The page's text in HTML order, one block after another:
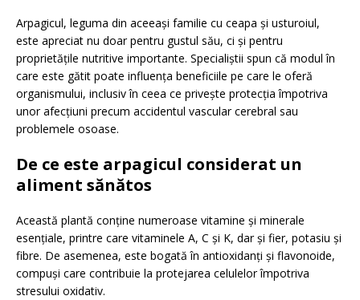
Arpagicul, leguma din aceeași familie cu ceapa și usturoiul,
este apreciat nu doar pentru gustul său, ci și pentru
proprietățile nutritive importante. Specialiștii spun că modul în
care este gătit poate influența beneficiile pe care le oferă
organismului, inclusiv în ceea ce privește protecția împotriva
unor afecțiuni precum accidentul vascular cerebral sau
problemele osoase.
De ce este arpagicul considerat un
aliment sănătos
Această plantă conține numeroase vitamine și minerale
esențiale, printre care vitaminele A, C și K, dar și fier, potasiu și
fibre. De asemenea, este bogată în antioxidanți și flavonoide,
compuși care contribuie la protejarea celulelor împotriva
stresului oxidativ.